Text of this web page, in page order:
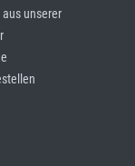
aus unserer